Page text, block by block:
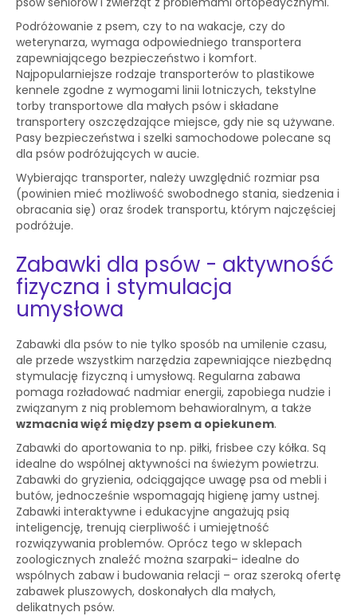
Podróżowanie z psem, czy to na wakacje, czy do
weterynarza, wymaga odpowiedniego transportera
zapewniającego bezpieczeństwo i komfort.
Najpopularniejsze rodzaje transporterów to plastikowe
kennele zgodne z wymogami linii lotniczych, tekstylne
torby transportowe dla małych psów i składane
transportery oszczędzające miejsce, gdy nie są używane.
Pasy bezpieczeństwa i szelki samochodowe polecane są
dla psów podróżujących w aucie.
Wybierając transporter, należy uwzględnić rozmiar psa
(powinien mieć możliwość swobodnego stania, siedzenia i
obracania się) oraz środek transportu, którym najczęściej
podróżuje.
Zabawki dla psów - aktywność
fizyczna i stymulacja
umysłowa
Zabawki dla psów to nie tylko sposób na umilenie czasu,
ale przede wszystkim narzędzia zapewniające niezbędną
stymulację fizyczną i umysłową. Regularna zabawa
pomaga rozładować nadmiar energii, zapobiega nudzie i
związanym z nią problemom behawioralnym, a także
wzmacnia więź między psem a opiekunem.
Zabawki do aportowania to np. piłki, frisbee czy kółka. Są
idealne do wspólnej aktywności na świeżym powietrzu.
Zabawki do gryzienia, odciągające uwagę psa od mebli i
butów, jednocześnie wspomagają higienę jamy ustnej.
Zabawki interaktywne i edukacyjne angażują psią
inteligencję, trenują cierpliwość i umiejętność
rozwiązywania problemów. Oprócz tego w sklepach
zoologicznych znaleźć można szarpaki– idealne do
wspólnych zabaw i budowania relacji – oraz szeroką ofertę
zabawek pluszowych, doskonałych dla małych,
delikatnych psów.